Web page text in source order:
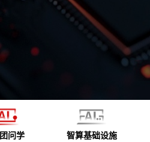
问学 智算基础设施